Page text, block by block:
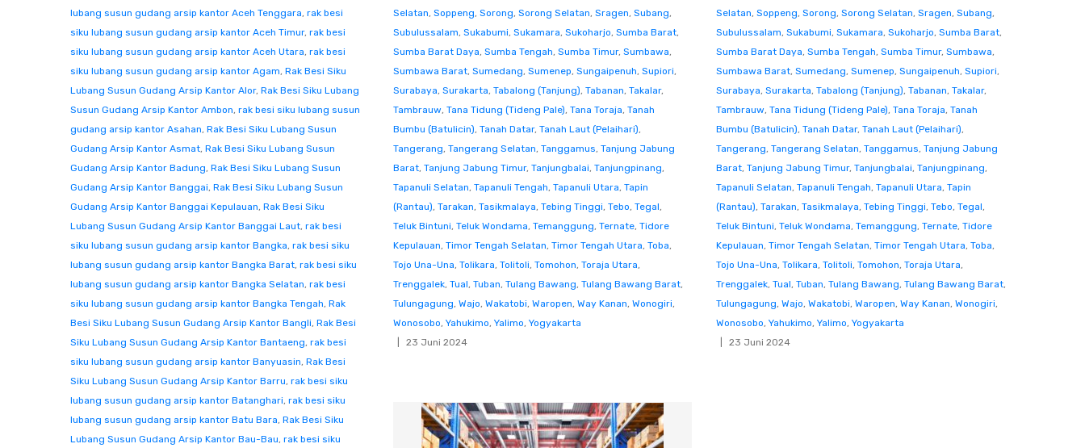
lubang susun gudang arsip kantor Aceh Tenggara, rak besi
siku lubang susun gudang arsip kantor Aceh Timur, rak besi
siku lubang susun gudang arsip kantor Aceh Utara, rak besi
siku lubang susun gudang arsip kantor Agam, Rak Besi Siku
Lubang Susun Gudang Arsip Kantor Alor, Rak Besi Siku Lubang
Susun Gudang Arsip Kantor Ambon, rak besi siku lubang susun
gudang arsip kantor Asahan, Rak Besi Siku Lubang Susun
Gudang Arsip Kantor Asmat, Rak Besi Siku Lubang Susun
Gudang Arsip Kantor Badung, Rak Besi Siku Lubang Susun
Gudang Arsip Kantor Banggai, Rak Besi Siku Lubang Susun
Gudang Arsip Kantor Banggai Kepulauan, Rak Besi Siku
Lubang Susun Gudang Arsip Kantor Banggai Laut, rak besi
siku lubang susun gudang arsip kantor Bangka, rak besi siku
lubang susun gudang arsip kantor Bangka Barat, rak besi siku
lubang susun gudang arsip kantor Bangka Selatan, rak besi
siku lubang susun gudang arsip kantor Bangka Tengah, Rak
Besi Siku Lubang Susun Gudang Arsip Kantor Bangli, Rak Besi
Siku Lubang Susun Gudang Arsip Kantor Bantaeng, rak besi
siku lubang susun gudang arsip kantor Banyuasin, Rak Besi
Siku Lubang Susun Gudang Arsip Kantor Barru, rak besi siku
lubang susun gudang arsip kantor Batanghari, rak besi siku
lubang susun gudang arsip kantor Batu Bara, Rak Besi Siku
Lubang Susun Gudang Arsip Kantor Bau-Bau, rak besi siku
Selatan, Soppeng, Sorong, Sorong Selatan, Sragen, Subang,
Subulussalam, Sukabumi, Sukamara, Sukoharjo, Sumba Barat,
Sumba Barat Daya, Sumba Tengah, Sumba Timur, Sumbawa,
Sumbawa Barat, Sumedang, Sumenep, Sungaipenuh, Supiori,
Surabaya, Surakarta, Tabalong (Tanjung), Tabanan, Takalar,
Tambrauw, Tana Tidung (Tideng Pale), Tana Toraja, Tanah
Bumbu (Batulicin), Tanah Datar, Tanah Laut (Pelaihari),
Tangerang, Tangerang Selatan, Tanggamus, Tanjung Jabung
Barat, Tanjung Jabung Timur, Tanjungbalai, Tanjungpinang,
Tapanuli Selatan, Tapanuli Tengah, Tapanuli Utara, Tapin
(Rantau), Tarakan, Tasikmalaya, Tebing Tinggi, Tebo, Tegal,
Teluk Bintuni, Teluk Wondama, Temanggung, Ternate, Tidore
Kepulauan, Timor Tengah Selatan, Timor Tengah Utara, Toba,
Tojo Una-Una, Tolikara, Tolitoli, Tomohon, Toraja Utara,
Trenggalek, Tual, Tuban, Tulang Bawang, Tulang Bawang Barat,
Tulungagung, Wajo, Wakatobi, Waropen, Way Kanan, Wonogiri,
Wonosobo, Yahukimo, Yalimo, Yogyakarta
23 Juni 2024
Selatan, Soppeng, Sorong, Sorong Selatan, Sragen, Subang,
Subulussalam, Sukabumi, Sukamara, Sukoharjo, Sumba Barat,
Sumba Barat Daya, Sumba Tengah, Sumba Timur, Sumbawa,
Sumbawa Barat, Sumedang, Sumenep, Sungaipenuh, Supiori,
Surabaya, Surakarta, Tabalong (Tanjung), Tabanan, Takalar,
Tambrauw, Tana Tidung (Tideng Pale), Tana Toraja, Tanah
Bumbu (Batulicin), Tanah Datar, Tanah Laut (Pelaihari),
Tangerang, Tangerang Selatan, Tanggamus, Tanjung Jabung
Barat, Tanjung Jabung Timur, Tanjungbalai, Tanjungpinang,
Tapanuli Selatan, Tapanuli Tengah, Tapanuli Utara, Tapin
(Rantau), Tarakan, Tasikmalaya, Tebing Tinggi, Tebo, Tegal,
Teluk Bintuni, Teluk Wondama, Temanggung, Ternate, Tidore
Kepulauan, Timor Tengah Selatan, Timor Tengah Utara, Toba,
Tojo Una-Una, Tolikara, Tolitoli, Tomohon, Toraja Utara,
Trenggalek, Tual, Tuban, Tulang Bawang, Tulang Bawang Barat,
Tulungagung, Wajo, Wakatobi, Waropen, Way Kanan, Wonogiri,
Wonosobo, Yahukimo, Yalimo, Yogyakarta
23 Juni 2024